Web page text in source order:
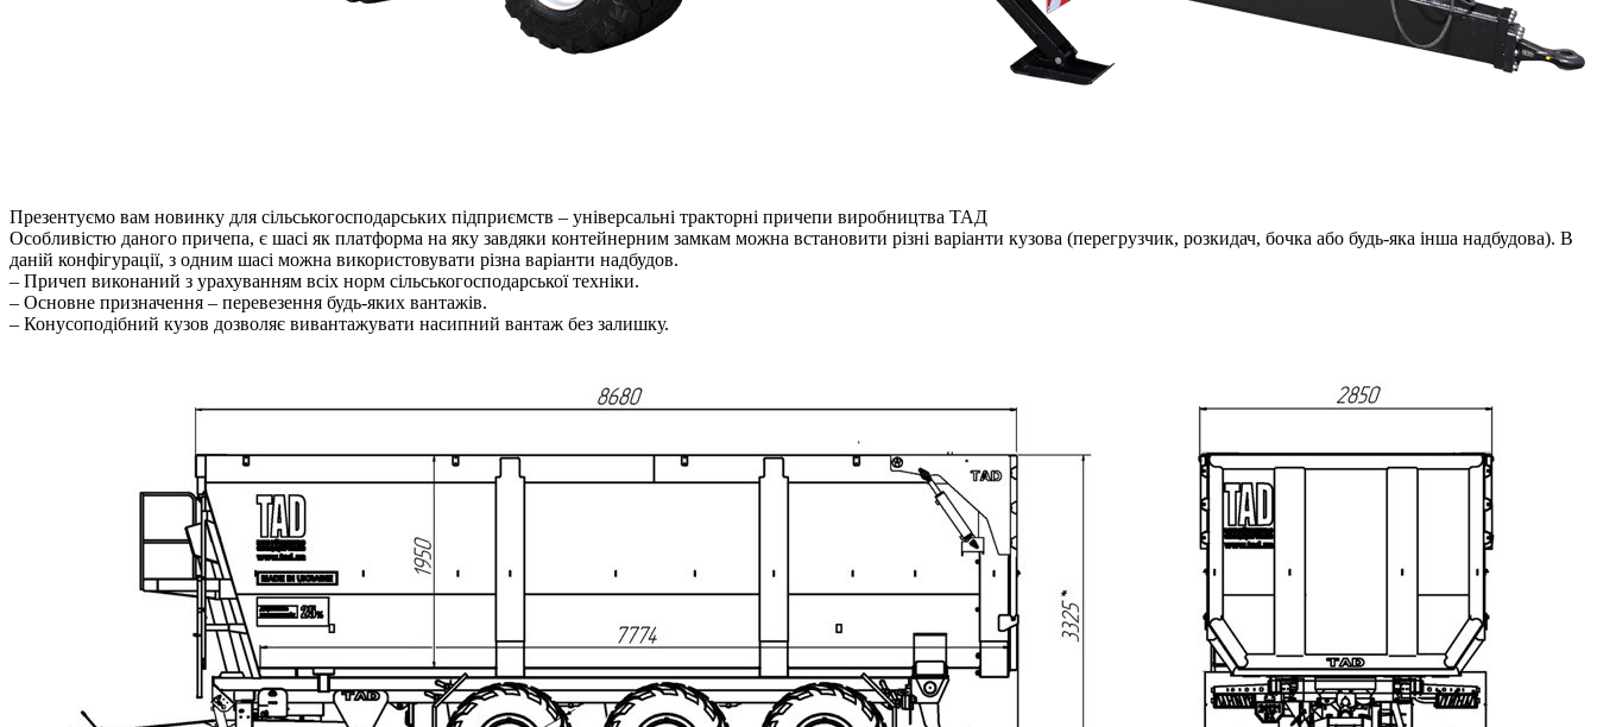
Презентуємо вам новинку для сільськогосподарських підприємств – універсальні тракторні причепи виробництва ТАД
Особливістю даного причепа, є шасі як платформа на яку завдяки контейнерним замкам можна встановити різні варіанти кузова (перегрузчик, розкидач, бочка або будь-яка інша надбудова). В
даній конфігурації, з одним шасі можна використовувати різна варіанти надбудов.
– Причеп виконаний з урахуванням всіх норм сільськогосподарської техніки.
– Основне призначення – перевезення будь-яких вантажів.
– Конусоподібний кузов дозволяє вивантажувати насипний вантаж без залишку.